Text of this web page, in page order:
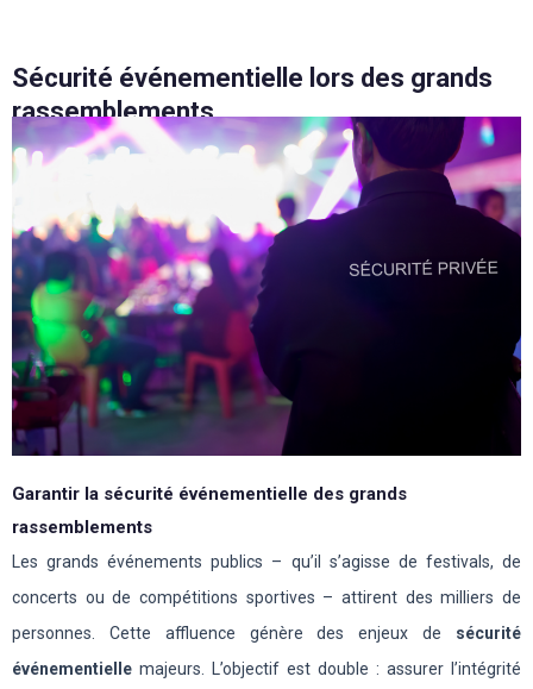
Sécurité événementielle lors des grands
rassemblements
Garantir la sécurité événementielle des grands
rassemblements
Les grands événements publics – qu’il s’agisse de festivals, de
concerts ou de compétitions sportives – attirent des milliers de
personnes. Cette affluence génère des enjeux de sécurité
événementielle majeurs. L’objectif est double : assurer l’intégrité